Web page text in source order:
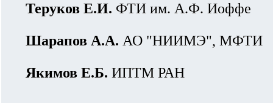
Теруков Е.И. ФТИ им. А.Ф. Иоффе
Шарапов А.А. АО "НИИМЭ", МФТИ
Якимов Е.Б. ИПТМ РАН